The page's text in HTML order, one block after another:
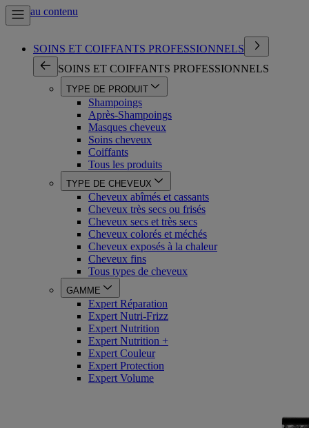
Aller au contenu
SOINS ET COIFFANTS PROFESSIONNELS
SOINS ET COIFFANTS PROFESSIONNELS
TYPE DE PRODUIT
Shampoings
Après-Shampoings
Masques cheveux
Soins cheveux
Coiffants
Tous les produits
TYPE DE CHEVEUX
Cheveux abîmés et cassants
Cheveux très secs ou frisés
Cheveux secs et très secs
Cheveux colorés et méchés
Cheveux exposés à la chaleur
Cheveux fins
Tous types de cheveux
GAMME
Expert Réparation
Expert Nutri-Frizz
Expert Nutrition
Expert Nutrition +
Expert Couleur
Expert Protection
Expert Volume